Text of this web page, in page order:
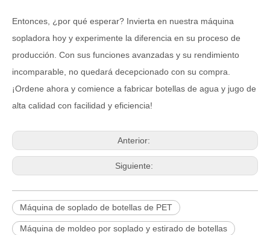
Entonces, ¿por qué esperar? Invierta en nuestra máquina
sopladora hoy y experimente la diferencia en su proceso de
producción. Con sus funciones avanzadas y su rendimiento
incomparable, no quedará decepcionado con su compra.
¡Ordene ahora y comience a fabricar botellas de agua y jugo de
alta calidad con facilidad y eficiencia!
Anterior:
Siguiente:
Máquina de soplado de botellas de PET
Máquina de moldeo por soplado y estirado de botellas